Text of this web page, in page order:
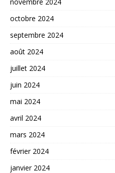
octobre 2024
septembre 2024
août 2024
juillet 2024
juin 2024
mai 2024
avril 2024
mars 2024
février 2024
janvier 2024